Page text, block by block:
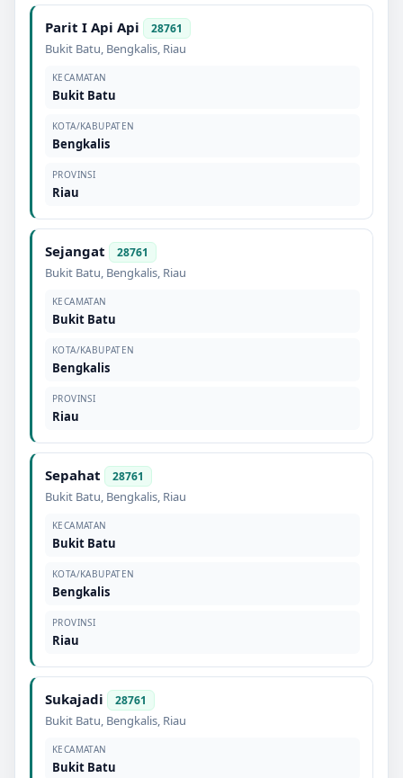
Parit I Api Api 28761
Bukit Batu, Bengkalis, Riau
KECAMATAN
Bukit Batu
KOTA/KABUPATEN
Bengkalis
PROVINSI
Riau
Sejangat 28761
Bukit Batu, Bengkalis, Riau
KECAMATAN
Bukit Batu
KOTA/KABUPATEN
Bengkalis
PROVINSI
Riau
Sepahat 28761
Bukit Batu, Bengkalis, Riau
KECAMATAN
Bukit Batu
KOTA/KABUPATEN
Bengkalis
PROVINSI
Riau
Sukajadi 28761
Bukit Batu, Bengkalis, Riau
KECAMATAN
Bukit Batu